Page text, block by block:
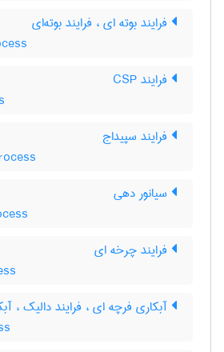
فرایند بوته ای ، فرایند بوته‌ای
فرایند CSP
فرایند سپیداج
سیانور دهی
فرایند چرخه ای
آبکاری فرچه ای ، فرایند دالیک ،